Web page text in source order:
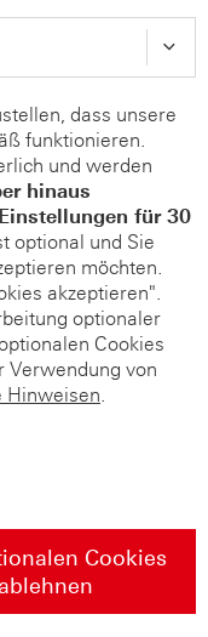
dass unsere
funktionieren.
und werden
hinaus
für 30
optional und Sie
möchten.
akzeptieren".
optionaler
Cookies
Verwendung von
Hinweisen.
Cookies